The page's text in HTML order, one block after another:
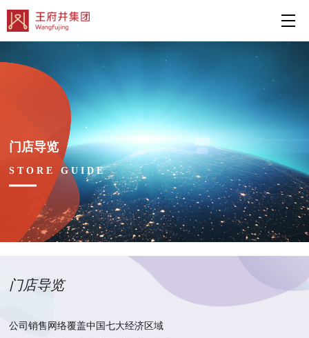
门店导览
STORE GUIDE
门店导览
公司销售网络覆盖中国七大经济区域